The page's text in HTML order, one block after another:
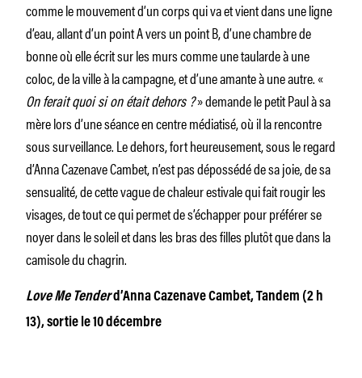
comme le mouvement d’un corps qui va et vient dans une ligne
d’eau, allant d’un point A vers un point B, d’une chambre de
bonne où elle écrit sur les murs comme une taularde à une
coloc, de la ville à la campagne, et d’une amante à une autre. «
On ferait quoi si on était dehors ?» demande le petit Paul à sa
mère lors d’une séance en centre médiatisé, où il la rencontre
sous surveillance. Le dehors, fort heureusement, sous le regard
d’Anna Cazenave Cambet, n’est pas dépossédé de sa joie, de sa
sensualité, de cette vague de chaleur estivale qui fait rougir les
visages, de tout ce qui permet de s’échapper pour préférer se
noyer dans le soleil et dans les bras des filles plutôt que dans la
camisole du chagrin.
Love Me Tenderd’Anna Cazenave Cambet, Tandem (2 h
13), sortie le 10 décembre